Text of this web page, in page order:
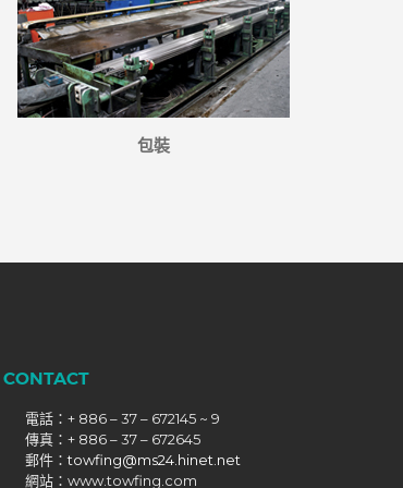
包裝
CONTACT
電話：+ 886 – 37 – 672145 ~ 9
傳真：+ 886 – 37 – 672645
郵件：towfing@ms24.hinet.net
網站：www.towfing.com